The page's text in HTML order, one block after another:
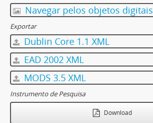
Navegar pelos objetos digitais
Exportar
Dublin Core 1.1 XML
EAD 2002 XML
MODS 3.5 XML
Instrumento de Pesquisa
Download